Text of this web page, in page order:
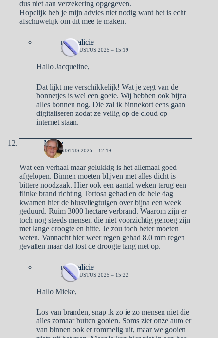
dus niet aan verzekering opgegeven.
Hopelijk heb je mijn advies niet nodig want het is echt
afschuwelijk om dit mee te maken.
naargalicie
19 AUGUSTUS 2025 – 15:19
Hallo Jacqueline,
Dat lijkt me verschikkelijk! Wat je zegt van de
bonnetjes is wel een goeie. Wij hebben ook bijna
alles bonnen nog. Die zal ik binnekort eens gaan
digitaliseren zodat ze veilig op de cloud op
internet staan.
Mieke
19 AUGUSTUS 2025 – 12:19
Wat een verhaal maar gelukkig is het allemaal goed
afgelopen. Binnen moeten blijven met alles dicht is
bittere noodzaak. Hier ook een aantal weken terug een
flinke brand richting Tortosa gehad en de hele dag
kwamen hier de blusvliegtuigen over bijna een week
geduurd. Ruim 3000 hectare verbrand. Waarom zijn er
toch nog steeds mensen die niet voorzichtig genoeg zijn
met lange droogte en hitte. Je zou toch beter moeten
weten. Vannacht hier weer regen gehad 8.0 mm regen
gevallen maar dat lost de droogte lang niet op.
naargalicie
19 AUGUSTUS 2025 – 15:22
Hallo Mieke,
Los van branden, snap ik zo ie zo mensen niet die
alles zomaar buiten gooien. Soms ziet onze auto er
van binnen ook er rommelig uit, maar we gooien